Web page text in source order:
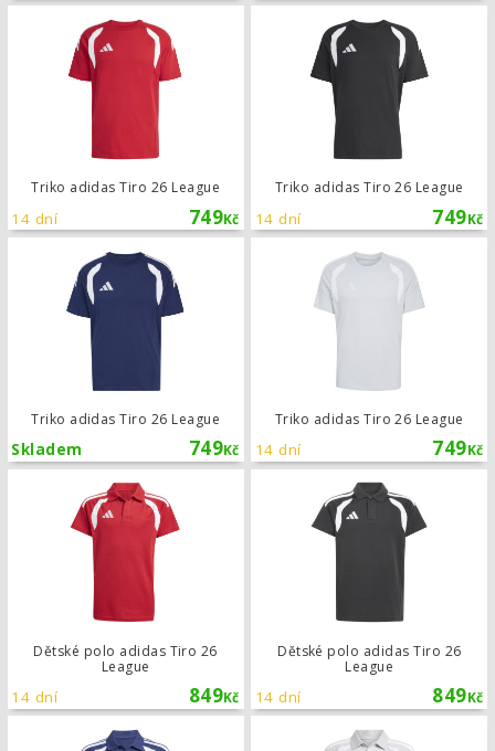
Triko adidas Tiro 26 League
749Kč
14 dní
Triko adidas Tiro 26 League
749Kč
14 dní
Triko adidas Tiro 26 League
749Kč
Skladem
Triko adidas Tiro 26 League
749Kč
14 dní
Dětské polo adidas Tiro 26
League
849Kč
14 dní
Dětské polo adidas Tiro 26 League
Dětské polo adidas Tiro 26
League
849Kč
14 dní